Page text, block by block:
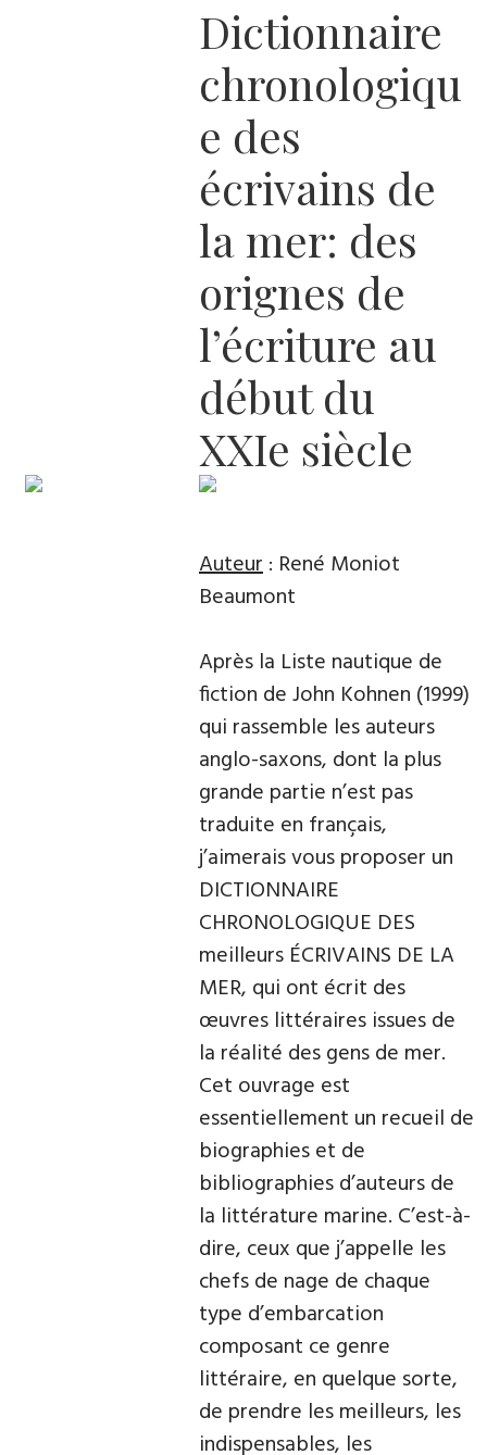
Dictionnaire
chronologiqu
e des
écrivains de
la mer: des
orignes de
l’écriture au
début du
XXIe siècle
Auteur: René Moniot
Beaumont
Après la Liste nautique de
fiction de John Kohnen (1999)
qui rassemble les auteurs
anglo-saxons, dont la plus
grande partie n’est pas
traduite en français,
j’aimerais vous proposer un
DICTIONNAIRE
CHRONOLOGIQUE DES
meilleurs ÉCRIVAINS DE LA
MER, qui ont écrit des
œuvres littéraires issues de
la réalité des gens de mer.
Cet ouvrage est
essentiellement un recueil de
biographies et de
bibliographies d’auteurs de
la littérature marine. C’est-à-
dire, ceux que j’appelle les
chefs de nage de chaque
type d’embarcation
composant ce genre
littéraire, en quelque sorte,
de prendre les meilleurs, les
indispensables, les